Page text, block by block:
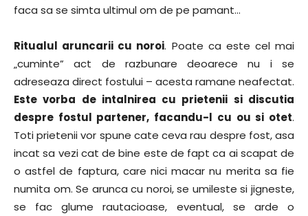
faca sa se simta ultimul om de pe pamant…
Ritualul aruncarii cu noroi. Poate ca este cel mai
„cuminte” act de razbunare deoarece nu i se
adreseaza direct fostului – acesta ramane neafectat.
Este vorba de intalnirea cu prietenii si discutia
despre fostul partener, facandu-l cu ou si otet.
Toti prietenii vor spune cate ceva rau despre fost, asa
incat sa vezi cat de bine este de fapt ca ai scapat de
o astfel de faptura, care nici macar nu merita sa fie
numita om. Se arunca cu noroi, se umileste si jigneste,
se fac glume rautacioase, eventual, se arde o